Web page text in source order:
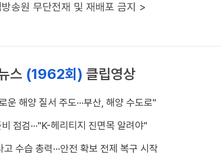
송원 무단전재 및 재배포 금지 >
스 (1962회) 클립영상
운 해양 질서 주도···부산, 해양 수도로"
점검···"K-헤리티지 진면목 알려야"
수습 총력···안전 확보 전제 복구 시작